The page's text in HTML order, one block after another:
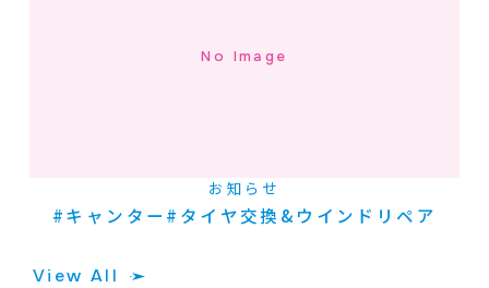
No Image
お知らせ
#キャンター#タイヤ交換&ウインドリペア
View All